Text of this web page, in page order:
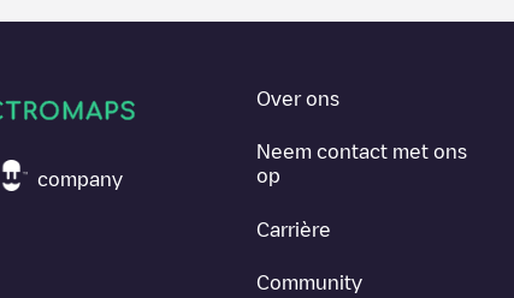
company
Over ons
Neem contact met ons
op
Carrière
Community